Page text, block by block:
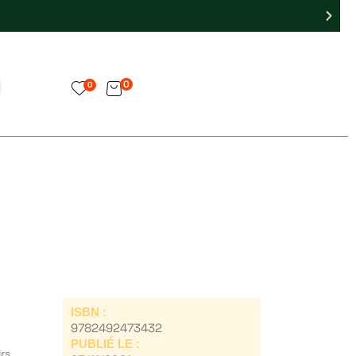
0 0
ISBN :
9782492473432
PUBLIÉ LE :